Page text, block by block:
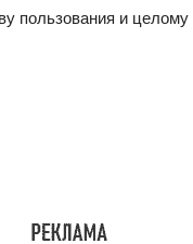
пользования и